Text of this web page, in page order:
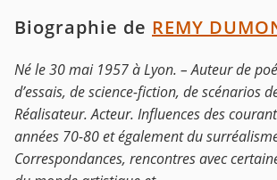
Biographie de REMY
Né le 30 mai 1957 à Lyon. – Auteur de
d’essais, de science-fiction, de scénarios
Réalisateur. Acteur. Influences des
années 70-80 et également du
Correspondances, rencontres avec